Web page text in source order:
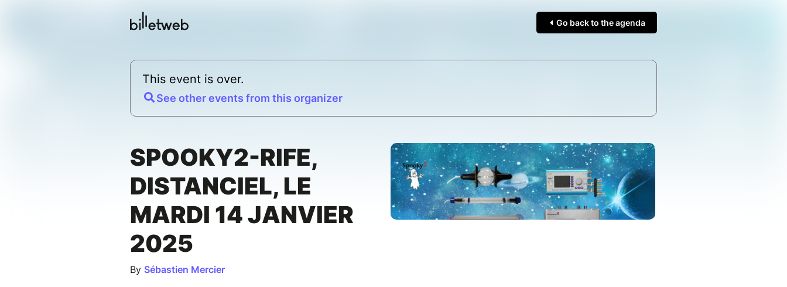
Go back to the agenda
This event is over.
See other events from this organizer
SPOOKY2-RIFE,
DISTANCIEL, LE
MARDI 14 JANVIER
2025
By Sébastien Mercier